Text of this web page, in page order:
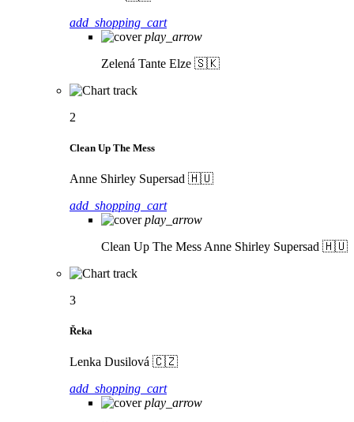
add_shopping_cart
play_arrow
Zelená Tante Elze 🇸🇰
2
Clean Up The Mess
Anne Shirley Supersad 🇭🇺
add_shopping_cart
play_arrow
Clean Up The Mess Anne Shirley Supersad 🇭🇺
3
Řeka
Lenka Dusilová 🇨🇿
add_shopping_cart
play_arrow